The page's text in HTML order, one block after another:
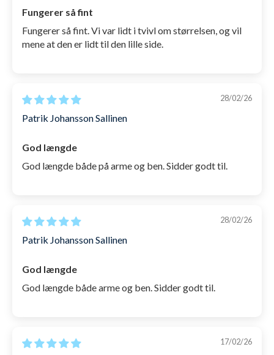
Fungerer så fint
Fungerer så fint. Vi var lidt i tvivl om størrelsen, og vil
mene at den er lidt til den lille side.
28/02/26
Patrik Johansson Sallinen
God længde
God længde både på arme og ben. Sidder godt til.
28/02/26
Patrik Johansson Sallinen
God længde
God længde både arme og ben. Sidder godt til.
17/02/26